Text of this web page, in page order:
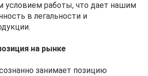
условием работы, что дает нашим
в легальности и
на рынке
занимает позицию